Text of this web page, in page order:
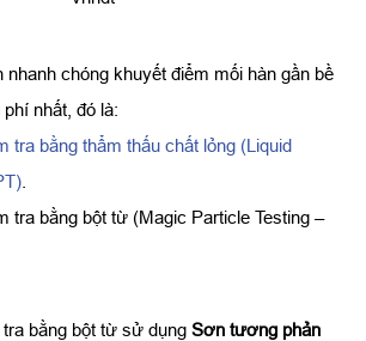
nhanh chóng khuyết điểm mối hàn gần bề
nhất, đó là:
tra bằng thẩm thấu chất lỏng (Liquid
tra bằng bột từ (Magic Particle Testing –
bằng bột từ sử dụng Sơn tương phản